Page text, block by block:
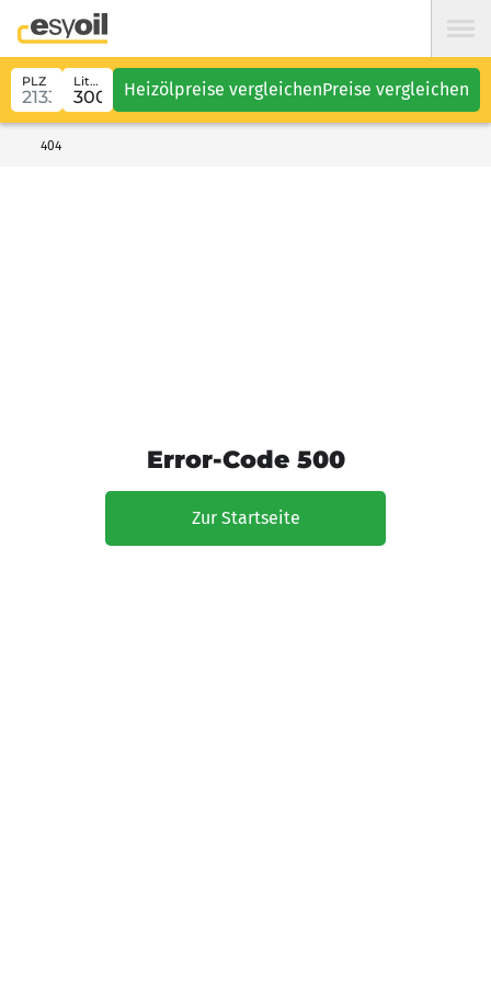
PLZ Liter Heizölpreise vergleichenPreise vergleichen
404
Error-Code 500
Zur Startseite